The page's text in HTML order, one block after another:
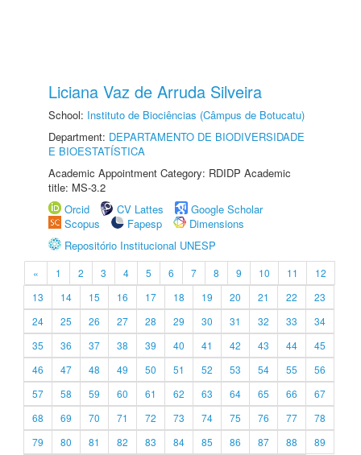
Liciana Vaz de Arruda Silveira
School: Instituto de Biociências (Câmpus de Botucatu)
Department: DEPARTAMENTO DE BIODIVERSIDADE
E BIOESTATÍSTICA
Academic Appointment Category: RDIDP Academic
title: MS-3.2
Orcid
CV Lattes
Google Scholar
Scopus
Fapesp
Dimensions
Repositório Institucional UNESP
« 1 2 3 4 5 6 7 8 9 10 11
12
13
14 15 16 17 18 19 20 21 22
23
24
25 26 27 28 29 30 31 32 33
34
35
36 37 38 39 40 41 42 43 44
45
46
47 48 49 50 51 52 53 54 55
56
57
58 59 60 61 62 63 64 65 66
67
68
69 70 71 72 73 74 75 76 77
78
79
80 81 82 83 84 85 86 87 88
89